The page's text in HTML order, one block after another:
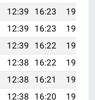
12:39 16:23
19:26
12:39 16:23
19:25
12:39 16:22
19:24
12:38 16:22
19:22
12:38 16:21
19:21
12:38 16:20
19:20